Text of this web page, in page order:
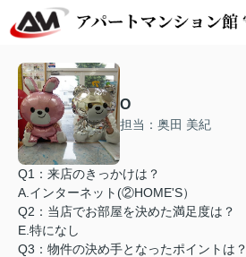
O
担当：奥田 美紀
Q1：来店のきっかけは？
A.インターネット(②HOME'S）
Q2：当店でお部屋を決めた満足度は？
E.特になし
Q3：物件の決め手となったポイントは？